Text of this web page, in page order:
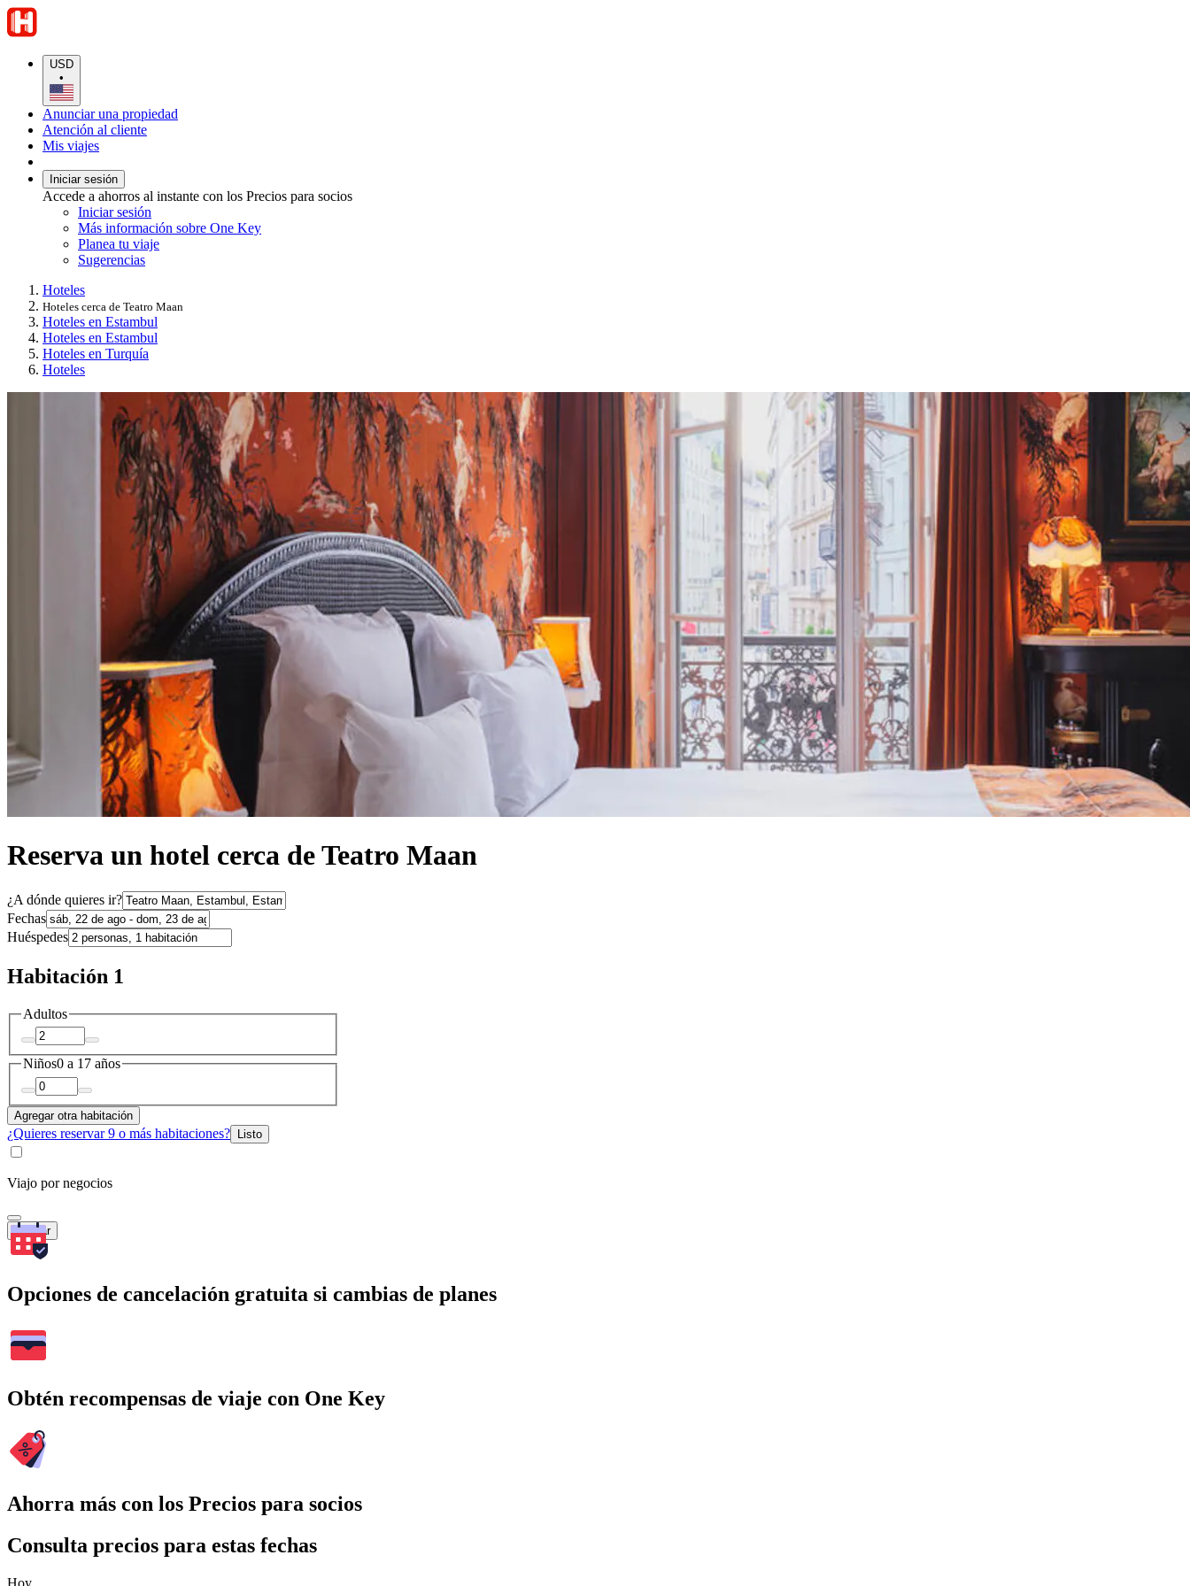
USD
•
Anunciar una propiedad
Atención al cliente
Mis viajes
Iniciar sesión
Accede a ahorros al instante con los Precios para socios
Iniciar sesión
Más información sobre One Key
Planea tu viaje
Sugerencias
Hoteles
Hoteles cerca de Teatro Maan
Hoteles en Estambul
Hoteles en Estambul
Hoteles en Turquía
Hoteles
Reserva un hotel cerca de Teatro Maan
¿A dónde quieres ir?
Fechas
Huéspedes
Habitación 1
Adultos
Niños0 a 17 años
Agregar otra habitación
¿Quieres reservar 9 o más habitaciones? Listo
Viajo por negocios
Buscar
Opciones de cancelación gratuita si cambias de planes
Obtén recompensas de viaje con One Key
Ahorra más con los Precios para socios
Consulta precios para estas fechas